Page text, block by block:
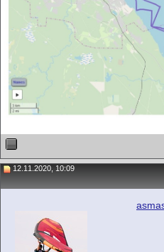
12.11.2020, 10:09